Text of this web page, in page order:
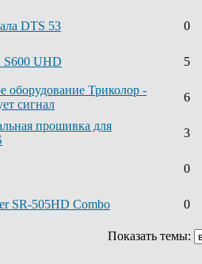
DTS 53 0
UHD 5
оборудование Триколор -
сигнал
6
прошивка для
3
0
SR-505HD Combo 0
Показать темы: